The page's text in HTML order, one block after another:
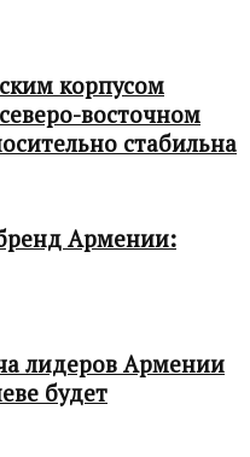
корпусом
восточном
стабильна
Армении:
лидеров Армении
будет